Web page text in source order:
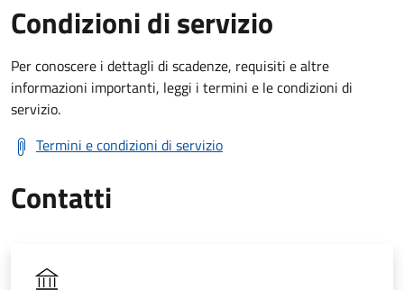
Condizioni di servizio
Per conoscere i dettagli di scadenze, requisiti e altre
informazioni importanti, leggi i termini e le condizioni di
servizio.
Termini e condizioni di servizio
Contatti